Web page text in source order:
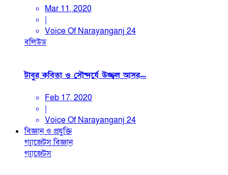
Mar 11, 2020
|
Voice Of Narayanganj 24
বলিউড
টাবুর কবিতা ও সৌন্দর্যে উজ্জ্বল আসর...
Feb 17, 2020
|
Voice Of Narayanganj 24
বিজ্ঞান ও প্রযুক্তি
গ্যাজেটসবিজ্ঞান
গ্যাজেটস